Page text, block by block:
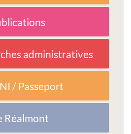
administratives
/ Passeport
Réalmont